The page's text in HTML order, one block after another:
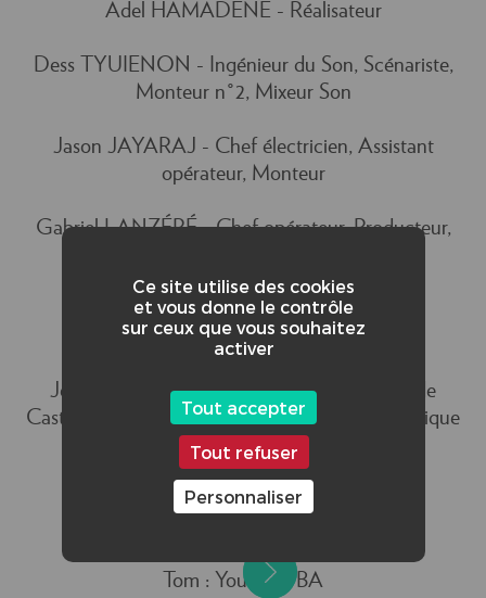
Adel HAMADENE - Réalisateur
Dess TYUIENON - Ingénieur du Son, Scénariste,
Monteur n°2, Mixeur Son
Jason JAYARAJ - Chef électricien, Assistant
opérateur, Monteur
Gabriel LANZÉRÉ - Chef opérateur, Producteur,
Lelia TOSTIVINT - Assistante Réalisateur,
Electricienne, Photographe de plateau
Jeanne LAFONT RAYBAUD - Directrice de
Casting, Scénario, Chef HMC, Directrice Artistique
Tom : Youssouf BA
Ce site utilise des cookies
et vous donne le contrôle
sur ceux que vous souhaitez
activer
Tout accepter
Tout refuser
Personnaliser